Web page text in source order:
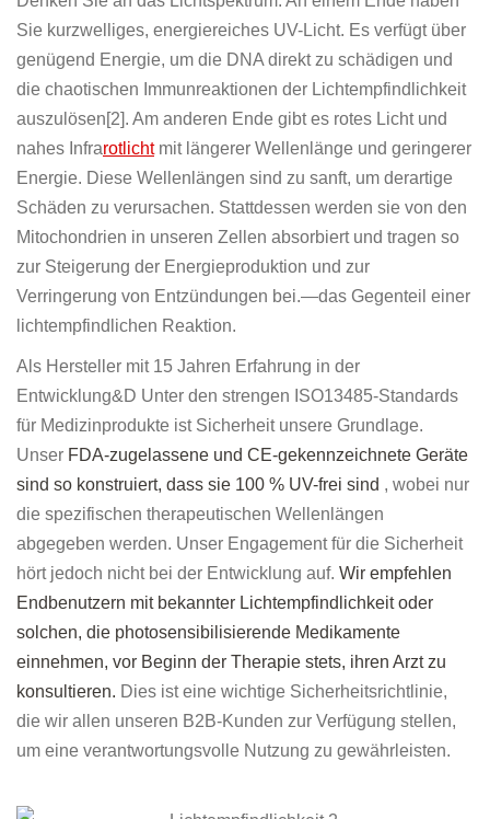
Sie kurzwelliges, energiereiches UV-Licht. Es verfügt über
genügend Energie, um die DNA direkt zu schädigen und
die chaotischen Immunreaktionen der Lichtempfindlichkeit
auszulösen[2]. Am anderen Ende gibt es rotes Licht und
nahes Infrarotlichtmit längerer Wellenlänge und geringerer
Energie. Diese Wellenlängen sind zu sanft, um derartige
Schäden zu verursachen. Stattdessen werden sie von den
Mitochondrien in unseren Zellen absorbiert und tragen so
zur Steigerung der Energieproduktion und zur
Verringerung von Entzündungen bei.—das Gegenteil einer
lichtempfindlichen Reaktion.
Als Hersteller mit 15 Jahren Erfahrung in der
Entwicklung&D Unter den strengen ISO13485-Standards
für Medizinprodukte ist Sicherheit unsere Grundlage.
Unser FDA-zugelassene und CE-gekennzeichnete Geräte
sind so konstruiert, dass sie 100 % UV-frei sind , wobei nur
die spezifischen therapeutischen Wellenlängen
abgegeben werden. Unser Engagement für die Sicherheit
hört jedoch nicht bei der Entwicklung auf. Wir empfehlen
Endbenutzern mit bekannter Lichtempfindlichkeit oder
solchen, die photosensibilisierende Medikamente
einnehmen, vor Beginn der Therapie stets, ihren Arzt zu
konsultieren. Dies ist eine wichtige Sicherheitsrichtlinie,
die wir allen unseren B2B-Kunden zur Verfügung stellen,
um eine verantwortungsvolle Nutzung zu gewährleisten.